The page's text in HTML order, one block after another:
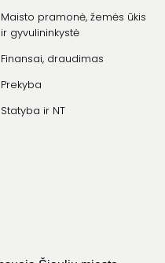
Maisto pramonė, žemės ūkis
ir gyvulininkystė
Finansai, draudimas
Prekyba
Statyba ir NT